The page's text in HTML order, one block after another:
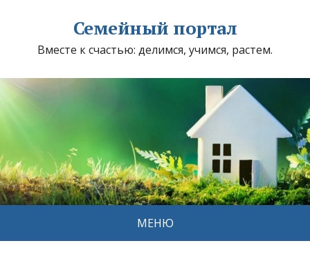
Семейный портал
Вместе к счастью: делимся, учимся, растем.
МЕНЮ